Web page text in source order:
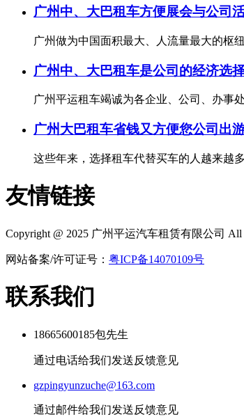
广州中、大巴租车方便展会与公司
广州做为中国面积最大、人流量最大的枢
广州中、大巴租车是公司的经济选
广州平运租车竭诚为各企业、公司、办事
广州大巴租车省钱又方便您公司出
这些年来，选择租车代替买车的人越来越
友情链接
Copyright @ 2025 广州平运汽车租赁有限公司 All
网站备案/许可证号： 粤ICP备14070109号
联系我们
18665600185包先生
通过电话给我们发送反馈意见
gzpingyunzuche@163.com
通过邮件给我们发送反馈意见